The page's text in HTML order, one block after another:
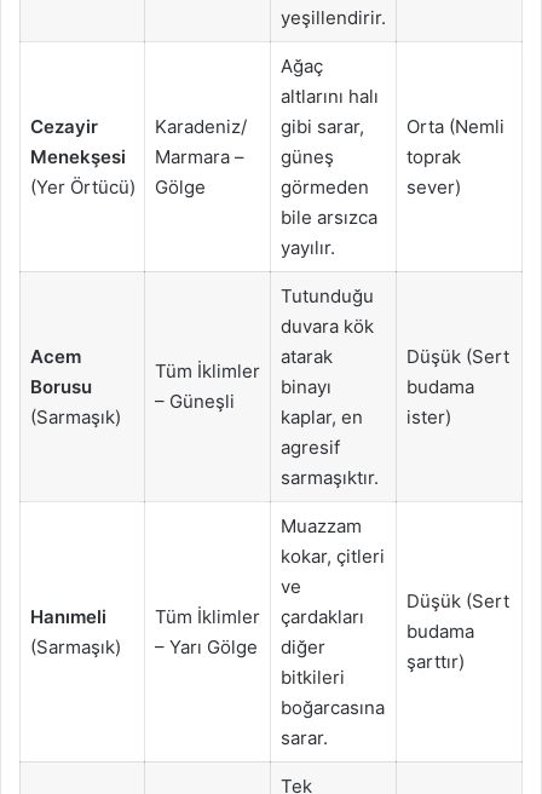
yeşillendirir.
Cezayir
Menekşesi
(Yer Örtücü)
Karadeniz/
Marmara –
Gölge
Ağaç
altlarını halı
gibi sarar,
güneş
görmeden
bile arsızca
yayılır.
Orta (Nemli
toprak
sever)
Acem
Borusu
(Sarmaşık)
Tüm İklimler
– Güneşli
Tutunduğu
duvara kök
atarak
binayı
kaplar, en
agresif
sarmaşıktır.
Düşük (Sert
budama
ister)
Hanımeli
(Sarmaşık)
Tüm İklimler
– Yarı Gölge
Muazzam
kokar, çitleri
ve
çardakları
diğer
bitkileri
boğarcasına
sarar.
Düşük (Sert
budama
şarttır)
Tek